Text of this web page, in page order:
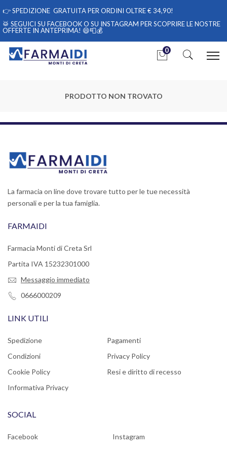
👉SPEDIZIONE GRATUITA PER ORDINI OLTRE € 34,90!
🥁 SEGUICI SU FACEBOOKO SU INSTAGRAM PER SCOPRIRE LE NOSTRE
OFFERTE IN ANTEPRIMA! 😄📮💰
0
PRODOTTO NON TROVATO
La farmacia on line dove trovare tutto per le tue necessità
personali e per la tua famiglia.
FARMAIDI
Farmacia Monti di Creta Srl
Partita IVA 15232301000
Messaggio immediato
0666000209
LINK UTILI
Spedizione
Pagamenti
Condizioni
Privacy Policy
Cookie Policy
Resi e diritto di recesso
Informativa Privacy
SOCIAL
Facebook Instagram